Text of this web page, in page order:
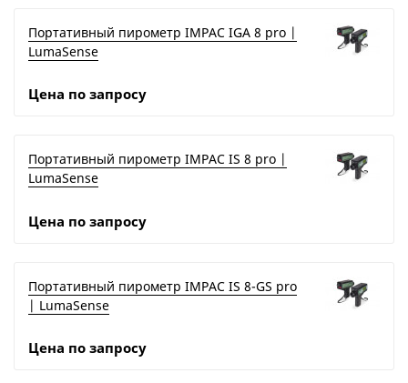
Портативный пирометр IMPAC IGA 8 pro |
LumaSense
Цена по запросу
Портативный пирометр IMPAC IS 8 pro |
LumaSense
Цена по запросу
Портативный пирометр IMPAC IS 8-GS pro
| LumaSense
Цена по запросу